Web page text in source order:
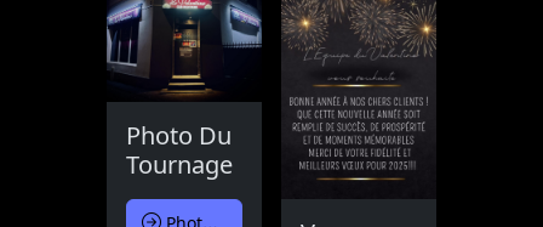
Photo Du
Tournage